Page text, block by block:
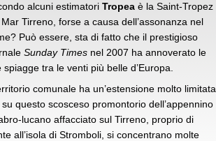
alcuni estimatori Tropea è la Saint-Tropez
Tirreno, forse a causa dell’assonanza nel
Può essere, sta di fatto che il prestigioso
Sunday Times nel 2007 ha annoverato le
spiagge tra le venti più belle d’Europa.
comunale ha un’estensione molto limitata,
su questo scosceso promontorio dell’appennino
lucano affacciato sul Tirreno, proprio di
all’isola di Stromboli, si concentrano molte